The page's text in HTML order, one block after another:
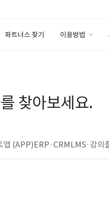
파트너스 찾기 이용방법
고객센터
찾아보세요.
앱 (APP)ERP·CRM LMS·강의